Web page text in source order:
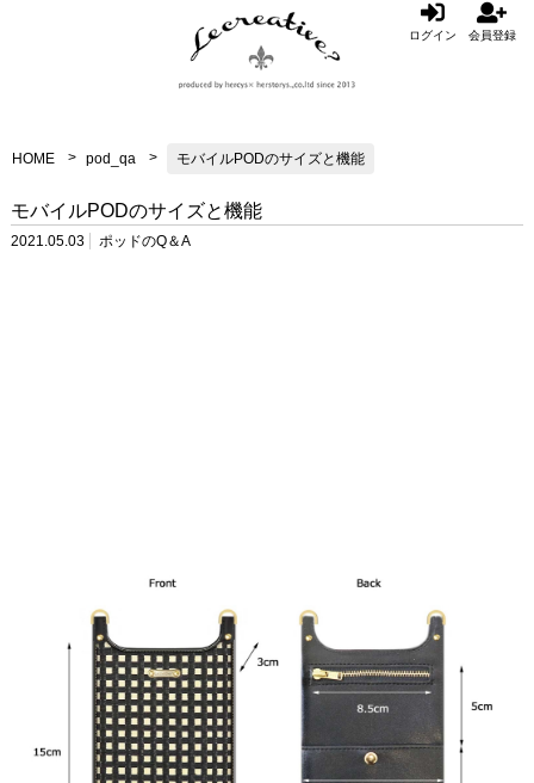
ログイン 会員登録
HOME pod_qa モバイルPODのサイズと機能
モバイルPODのサイズと機能
2021.05.03 ポッドのQ＆A